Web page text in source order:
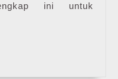
ini untuk